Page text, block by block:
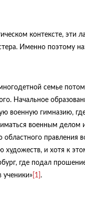
контексте, эти
Именно поэтому
семье
Начальное
военную гимназию,
военным делом
правления
и хотя к
где подал
ученики» [1] .